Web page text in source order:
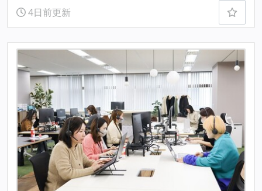
4日前更新